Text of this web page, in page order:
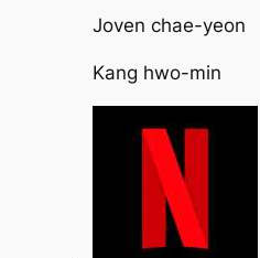
Joven chae-yeon
Kang hwo-min